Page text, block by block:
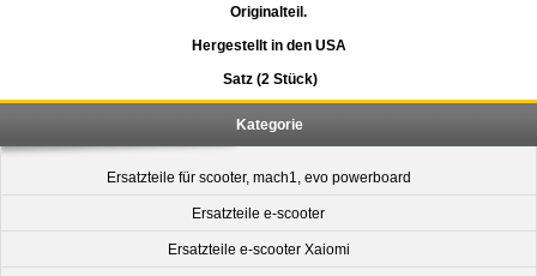
Kategorie
Ersatzteile für scooter, mach1, evo powerboard
Ersatzteile e-scooter
Ersatzteile e-scooter Xaiomi
Originalteil.
Hergestellt in den USA
Satz (2 Stück)